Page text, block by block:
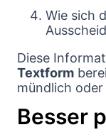
Wie sich
Diese
Textform
mündlich
Besser